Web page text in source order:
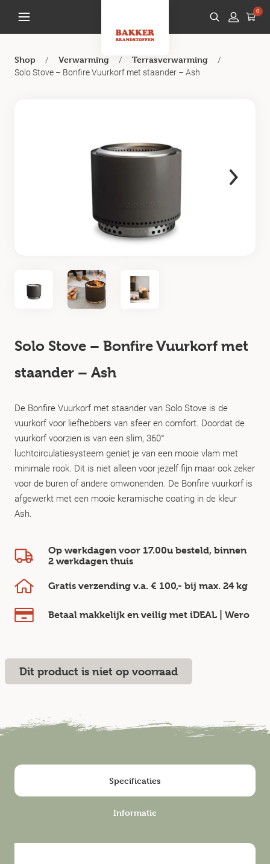
0
Shop / Verwarming / Terrasverwarming
/
Solo Stove – Bonfire Vuurkorf met staander – Ash
Solo Stove – Bonfire Vuurkorf met
staander – Ash
De Bonfire Vuurkorf met staander van Solo Stove is de
vuurkorf voor liefhebbers van sfeer en comfort. Doordat de
vuurkorf voorzien is van een slim, 360°
luchtcirculatiesysteem geniet je van een mooie vlam met
minimale rook. Dit is niet alleen voor jezelf fijn maar ook zeker
voor de buren of andere omwonenden. De Bonfire vuurkorf is
afgewerkt met een mooie keramische coating in de kleur
Ash.
Op werkdagen voor 17.00u besteld, binnen
2 werkdagen thuis
Gratis verzending v.a. € 100,- bij max. 24 kg
Betaal makkelijk en veilig met iDEAL | Wero
Dit product is niet op voorraad
Specificaties
Informatie